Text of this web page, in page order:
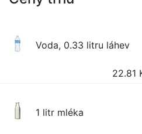
Voda, 0.33 litru láhev
22.81
1 litr mléka